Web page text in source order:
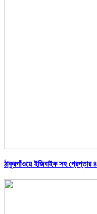
ঠাকুরগাঁওয়ে ইজিবাইক সহ গ্রেপ্তার ৪